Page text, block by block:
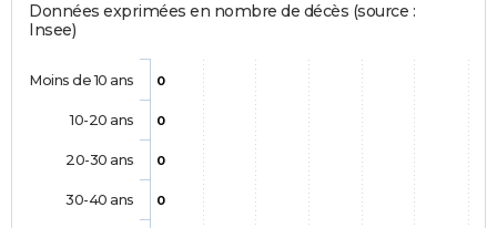
Données exprimées en nombre de décès (source :
Insee)
0
0
0
0
Moins de 10 ans
10-20 ans
20-30 ans
30-40 ans